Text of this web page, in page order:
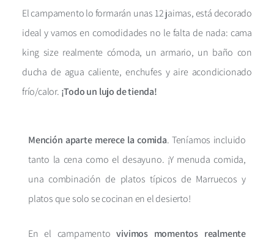
El campamento lo formarán unas 12 jaimas, está decorado
ideal y vamos en comodidades no le falta de nada: cama
king size realmente cómoda, un armario, un baño con
ducha de agua caliente, enchufes y aire acondicionado
frío/calor. ¡Todo un lujo de tienda!
Mención aparte merece la comida. Teníamos incluido
tanto la cena como el desayuno. ¡Y menuda comida,
una combinación de platos típicos de Marruecos y
platos que solo se cocinan en el desierto!
En el campamentovivimos momentos realmente